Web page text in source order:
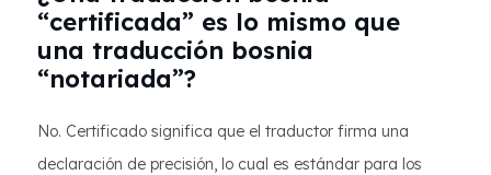
“certificada” es lo mismo que
una traducción bosnia
“notariada”?
No. Certificado significa que el traductor firma una
declaración de precisión, lo cual es estándar para los